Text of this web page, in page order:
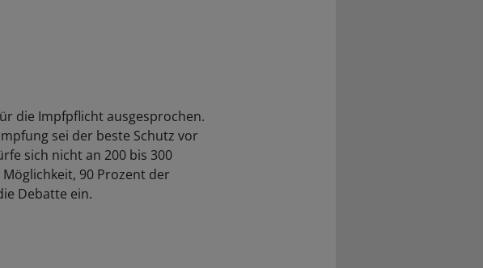
die Impfpflicht ausgesprochen.
sei der beste Schutz vor
sich nicht an 200 bis 300
90 Prozent der
Debatte ein.